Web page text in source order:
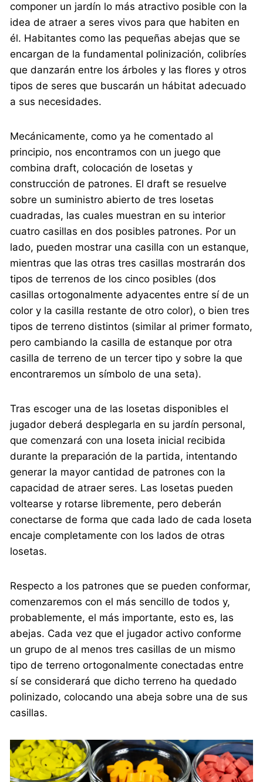
componer un jardín lo más atractivo posible con la
idea de atraer a seres vivos para que habiten en
él. Habitantes como las pequeñas abejas que se
encargan de la fundamental polinización, colibríes
que danzarán entre los árboles y las flores y otros
tipos de seres que buscarán un hábitat adecuado
a sus necesidades.
Mecánicamente, como ya he comentado al
principio, nos encontramos con un juego que
combina draft, colocación de losetas y
construcción de patrones. El draft se resuelve
sobre un suministro abierto de tres losetas
cuadradas, las cuales muestran en su interior
cuatro casillas en dos posibles patrones. Por un
lado, pueden mostrar una casilla con un estanque,
mientras que las otras tres casillas mostrarán dos
tipos de terrenos de los cinco posibles (dos
casillas ortogonalmente adyacentes entre sí de un
color y la casilla restante de otro color), o bien tres
tipos de terreno distintos (similar al primer formato,
pero cambiando la casilla de estanque por otra
casilla de terreno de un tercer tipo y sobre la que
encontraremos un símbolo de una seta).
Tras escoger una de las losetas disponibles el
jugador deberá desplegarla en su jardín personal,
que comenzará con una loseta inicial recibida
durante la preparación de la partida, intentando
generar la mayor cantidad de patrones con la
capacidad de atraer seres. Las losetas pueden
voltearse y rotarse libremente, pero deberán
conectarse de forma que cada lado de cada loseta
encaje completamente con los lados de otras
losetas.
Respecto a los patrones que se pueden conformar,
comenzaremos con el más sencillo de todos y,
probablemente, el más importante, esto es, las
abejas. Cada vez que el jugador activo conforme
un grupo de al menos tres casillas de un mismo
tipo de terreno ortogonalmente conectadas entre
sí se considerará que dicho terreno ha quedado
polinizado, colocando una abeja sobre una de sus
casillas.